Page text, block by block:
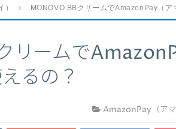
MONOVO BBクリームでAmazonPay（ア
リームで
るの？
AmazonPay（アマ